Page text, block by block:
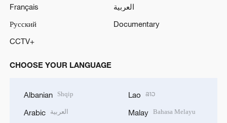
Français
العربية
Русский
Documentary
CCTV+
CHOOSE YOUR LANGUAGE
Albanian Shqip
Arabic العربية
Lao ລາວ
Malay Bahasa Melayu